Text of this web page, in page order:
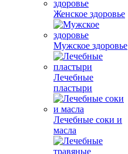
Женское здоровье
Мужское здоровье
Лечебные
пластыри
Лечебные соки и
масла